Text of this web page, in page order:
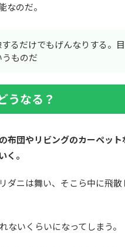
なのだ。
るだけでもげんなりする。
ものだ
うなる？
布団やリビングのカーペット
。
ダニは舞い、そこら中に飛散
いくらいになってしまう。